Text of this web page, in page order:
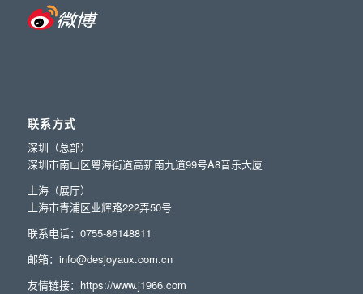
联系方式
深圳（总部）
深圳市南山区粤海街道高新南九道99号A8音乐大厦
上海（展厅）
上海市青浦区业辉路222弄50号
联系电话：0755-86148811
邮箱：info@desjoyaux.com.cn
友情链接： https://www.j1966.com